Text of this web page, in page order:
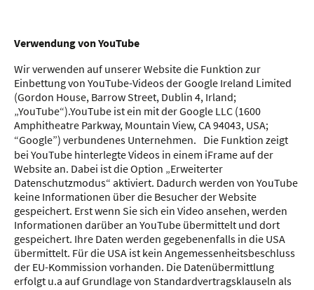
Verwendung von YouTube
Wir verwenden auf unserer Website die Funktion zur
Einbettung von YouTube-Videos der Google Ireland Limited
(Gordon House, Barrow Street, Dublin 4, Irland;
„YouTube“).YouTube ist ein mit der Google LLC (1600
Amphitheatre Parkway, Mountain View, CA 94043, USA;
“Google”) verbundenes Unternehmen. Die Funktion zeigt
bei YouTube hinterlegte Videos in einem iFrame auf der
Website an. Dabei ist die Option „Erweiterter
Datenschutzmodus“ aktiviert. Dadurch werden von YouTube
keine Informationen über die Besucher der Website
gespeichert. Erst wenn Sie sich ein Video ansehen, werden
Informationen darüber an YouTube übermittelt und dort
gespeichert. Ihre Daten werden gegebenenfalls in die USA
übermittelt. Für die USA ist kein Angemessenheitsbeschluss
der EU-Kommission vorhanden. Die Datenübermittlung
erfolgt u.a auf Grundlage von Standardvertragsklauseln als